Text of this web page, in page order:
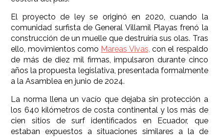
El proyecto de ley se originó en 2020, cuando la
comunidad surfista de General Villamil Playas frenó la
construcción de un muelle que destruiría sus olas. Tras
ello, movimientos como Mareas Vivas, con el respaldo
de más de diez mil firmas, impulsaron durante cinco
años la propuesta legislativa, presentada formalmente
a la Asamblea en junio de 2024.
La norma llena un vacío que dejaba sin protección a
los 640 kilómetros de costa continental y los más de
cien sitios de surf identificados en Ecuador, que
estaban expuestos a situaciones similares a la de